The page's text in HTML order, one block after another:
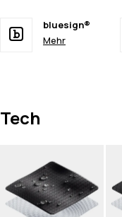
bluesign®
Mehr
Tech